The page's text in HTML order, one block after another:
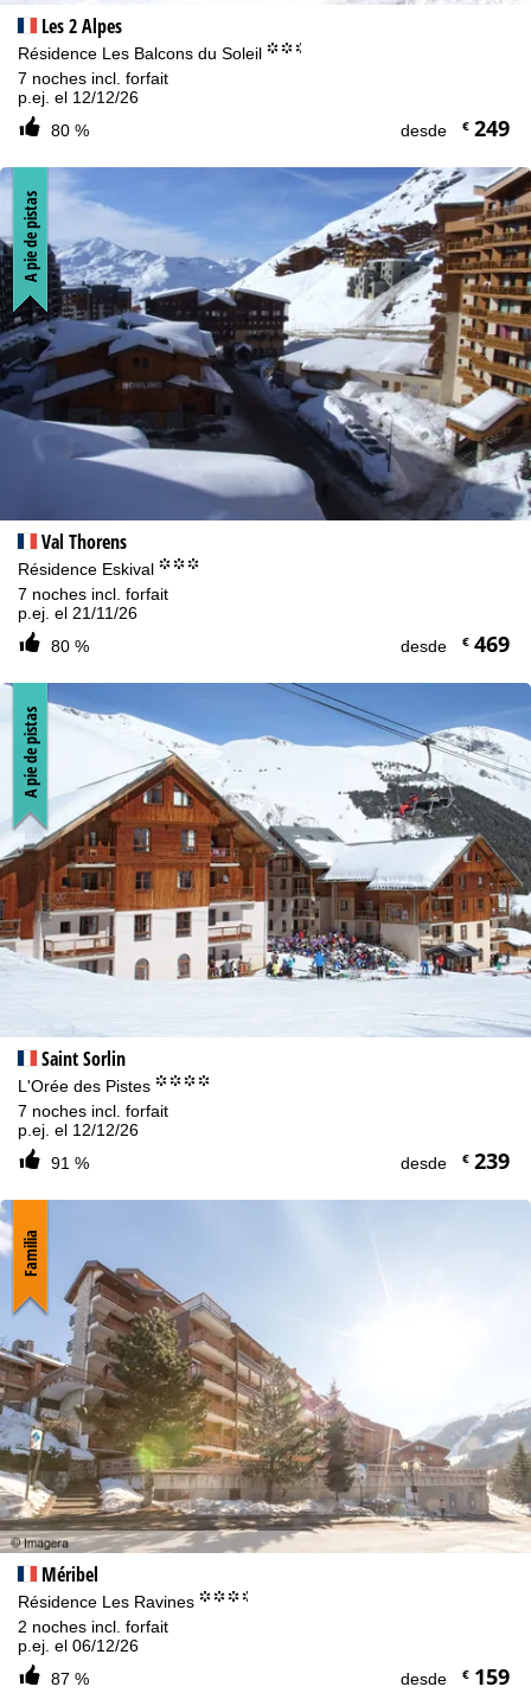
Les 2 Alpes
Résidence Les Balcons du Soleil °°.
7 noches incl. forfait
p.ej. el 12/12/26
80 %
desde €249
Val Thorens
Résidence Eskival °°°
7 noches incl. forfait
p.ej. el 21/11/26
80 %
desde €469
A pie de pistas
Saint Sorlin
L'Orée des Pistes °°°°
7 noches incl. forfait
p.ej. el 12/12/26
91 %
desde €239
A pie de pistas
Méribel
Résidence Les Ravines °°°.
2 noches incl. forfait
p.ej. el 06/12/26
87 %
desde €159
Familia